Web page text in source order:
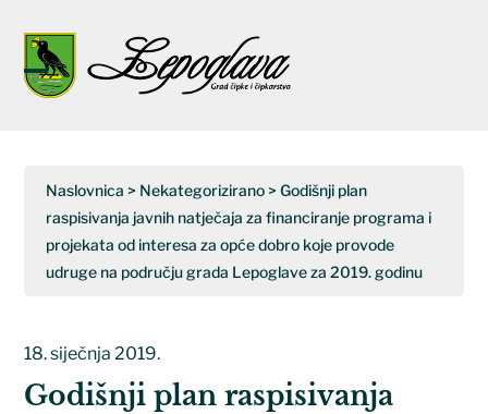
Ova
web
stranica
Open
Close
Naslovnica > Nekategorizirano >Godišnji plan
raspisivanja javnih natječaja za financiranje programa i
projekata od interesa za opće dobro koje provode
udruge na području grada Lepoglave za 2019. godinu
18. siječnja 2019.
Godišnji plan raspisivanja